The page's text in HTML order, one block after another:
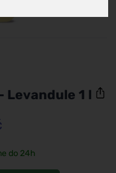
Levandule 1 l
do 24h